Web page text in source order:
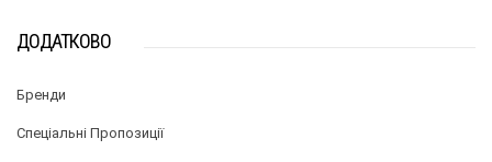
ДОДАТКОВО
Бренди
Спеціальні Пропозиції